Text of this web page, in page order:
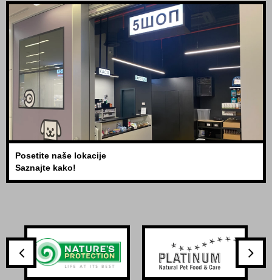
Posetite naše lokacije
Saznajte kako!